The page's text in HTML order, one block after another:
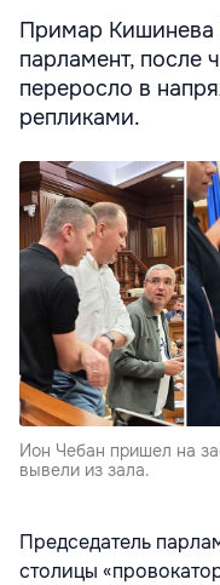
Примар Кишинева
парламент, после
переросло в
репликами.
Ион Чебан пришел на
вывели из зала.
Председатель
столицы